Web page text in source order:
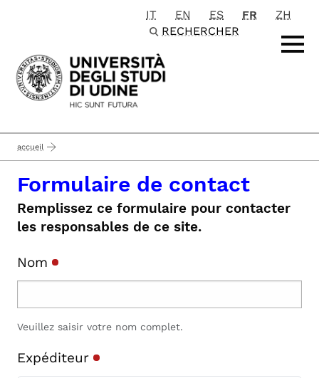
Passa al contenuto principale
IT EN ES FR
ZH
RECHERCHER
accueil
Formulaire de contact
Remplissez ce formulaire pour contacter
les responsables de ce site.
Nom
Veuillez saisir votre nom complet.
Expéditeur